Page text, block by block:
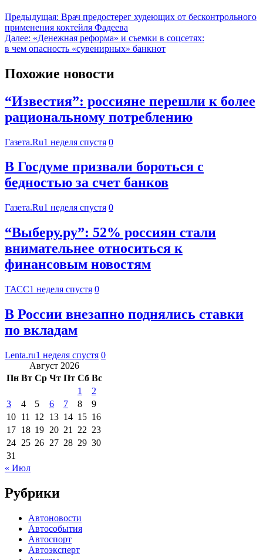
Предыдущая: Врач предостерег худеющих от бесконтрольного
применения коктейля Фадеева
Далее: «Денежная реформа» и съемки в соцсетях:
в чем опасность «сувенирных» банкнот
Похожие новости
“Известия”: россияне перешли к более
рациональному потреблению
Газета.Ru1 неделя спустя 0
В Госдуме призвали бороться с
бедностью за счет банков
Газета.Ru1 неделя спустя 0
“Выберу.ру”: 52% россиян стали
внимательнее относиться к
финансовым новостям
ТАСС1 неделя спустя 0
В России внезапно поднялись ставки
по вкладам
Lenta.ru1 неделя спустя 0
Август 2026
Пн Вт Ср Чт Пт Сб Вс
1
2
3
4 5 6 7 8
9
10 11 12 13 14 15 16
17 18 19 20 21 22 23
24 25 26 27 28 29 30
31
« Июл
Рубрики
Автоновости
Автособытия
Автоспорт
Автоэксперт